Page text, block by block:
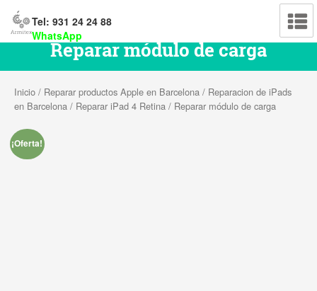
Tel: 931 24 24 88
WhatsApp
Reparar módulo de carga
Inicio / Reparar productos Apple en Barcelona / Reparacion de iPads
en Barcelona / Reparar iPad 4 Retina / Reparar módulo de carga
¡Oferta!